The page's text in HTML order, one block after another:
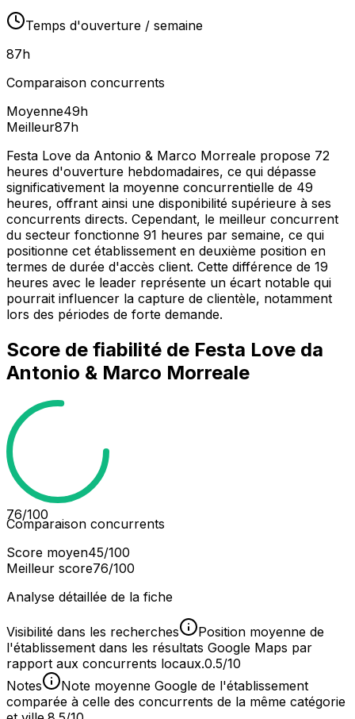
Temps d'ouverture / semaine
87h
Comparaison concurrents
Moyenne49h
Meilleur87h
Festa Love da Antonio & Marco Morreale propose 72
heures d'ouverture hebdomadaires, ce qui dépasse
significativement la moyenne concurrentielle de 49
heures, offrant ainsi une disponibilité supérieure à ses
concurrents directs. Cependant, le meilleur concurrent
du secteur fonctionne 91 heures par semaine, ce qui
positionne cet établissement en deuxième position en
termes de durée d'accès client. Cette différence de 19
heures avec le leader représente un écart notable qui
pourrait influencer la capture de clientèle, notamment
lors des périodes de forte demande.
Score de fiabilité de Festa Love da
Antonio & Marco Morreale
76/100
Comparaison concurrents
Score moyen45/100
Meilleur score76/100
Analyse détaillée de la fiche
Visibilité dans les recherches
Position moyenne de
l'établissement dans les résultats Google Maps par
rapport aux concurrents locaux.0.5/10
Notes
Note moyenne Google de l'établissement
comparée à celle des concurrents de la même catégorie